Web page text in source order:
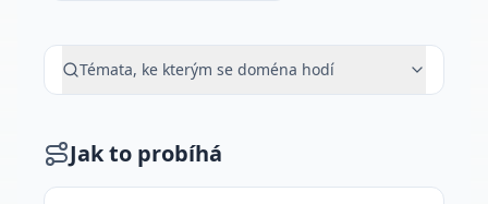
Témata, ke kterým se doména hodí
Jak to probíhá